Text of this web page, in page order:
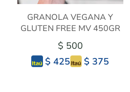
GRANOLA VEGANA Y
GLUTEN FREE MV 450GR
$ 500
$ 425
$ 375